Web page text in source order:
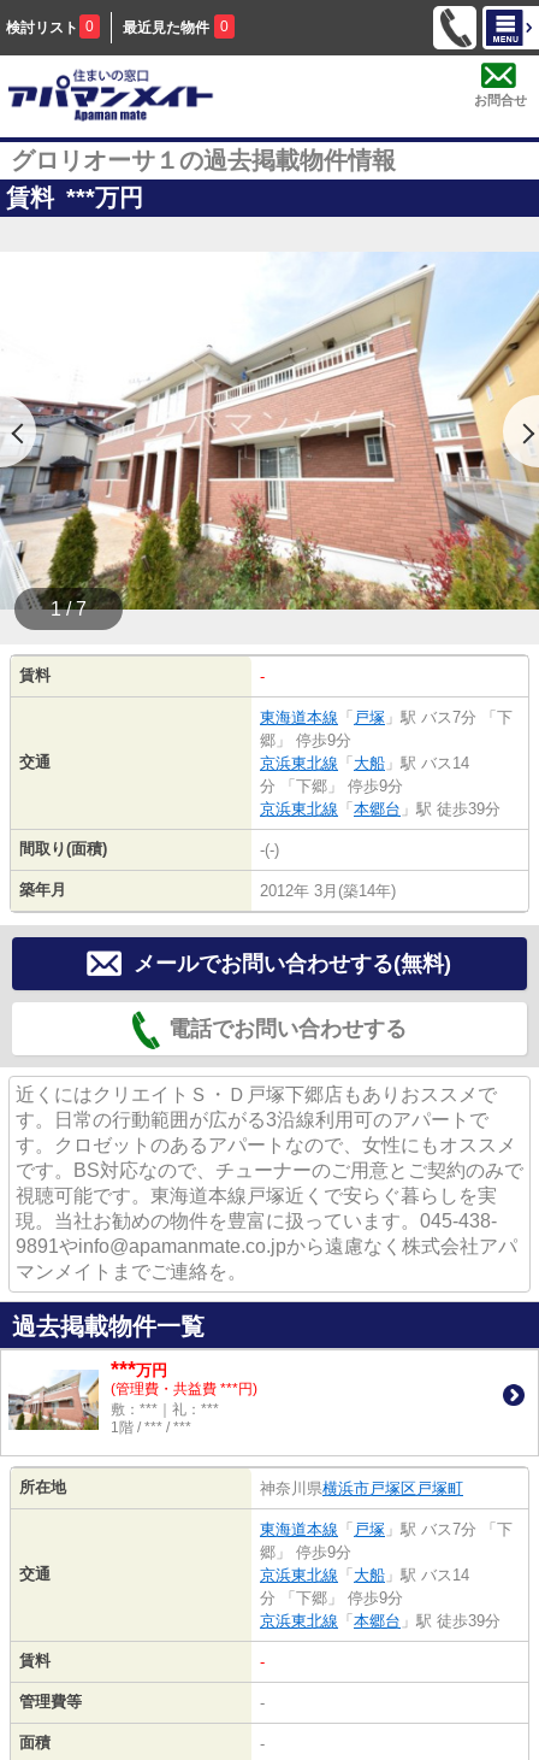
検討リスト 0 最近見た物件 0
お問合せ
グロリオーサ１の過去掲載物件情報
賃料 ***万円
1 / 7
賃料 -
交通
東海道本線 「 戸塚 」駅 バス7分 「下
郷」 停歩9分
京浜東北線 「 大船 」駅 バス14
分 「下郷」 停歩9分
京浜東北線 「 本郷台 」駅 徒歩39分
間取り(面積) -(-)
築年月 2012年 3月(築14年)
メールでお問い合わせする(無料)
電話でお問い合わせする
近くにはクリエイトＳ・Ｄ戸塚下郷店もありおススメで
す。日常の行動範囲が広がる3沿線利用可のアパートで
す。クロゼットのあるアパートなので、女性にもオススメ
です。BS対応なので、チューナーのご用意とご契約のみで
視聴可能です。東海道本線戸塚近くで安らぐ暮らしを実
現。当社お勧めの物件を豊富に扱っています。045-438-
9891やinfo@apamanmate.co.jpから遠慮なく株式会社アパ
マンメイトまでご連絡を。
過去掲載物件一覧
***万円
(管理費・共益費 ***円)
敷：***｜礼：***
1階 / *** / ***
所在地 神奈川県横浜市戸塚区戸塚町
交通
東海道本線 「 戸塚 」駅 バス7分 「下
郷」 停歩9分
京浜東北線 「 大船 」駅 バス14
分 「下郷」 停歩9分
京浜東北線 「 本郷台 」駅 徒歩39分
賃料 -
管理費等 -
面積 -